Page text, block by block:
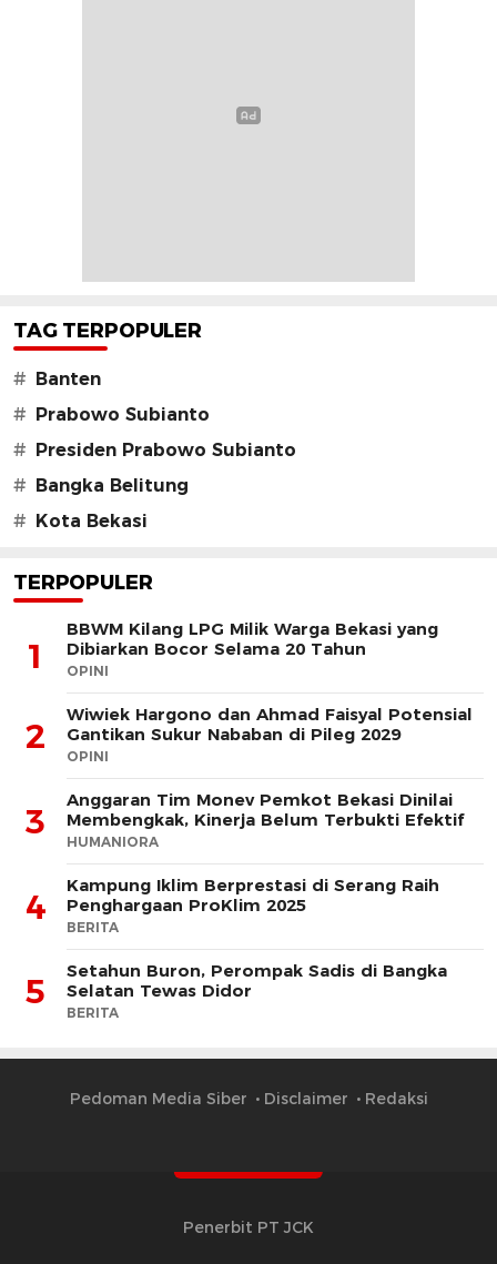
TAG TERPOPULER
# Banten
# Prabowo Subianto
# Presiden Prabowo Subianto
# Bangka Belitung
# Kota Bekasi
TERPOPULER
1
BBWM Kilang LPG Milik Warga Bekasi yang
Dibiarkan Bocor Selama 20 Tahun
OPINI
2
Wiwiek Hargono dan Ahmad Faisyal Potensial
Gantikan Sukur Nababan di Pileg 2029
OPINI
3
Anggaran Tim Monev Pemkot Bekasi Dinilai
Membengkak, Kinerja Belum Terbukti Efektif
HUMANIORA
4
Kampung Iklim Berprestasi di Serang Raih
Penghargaan ProKlim 2025
BERITA
5
Setahun Buron, Perompak Sadis di Bangka
Selatan Tewas Didor
BERITA
Pedoman Media Siber Disclaimer Redaksi
Penerbit PT JCK